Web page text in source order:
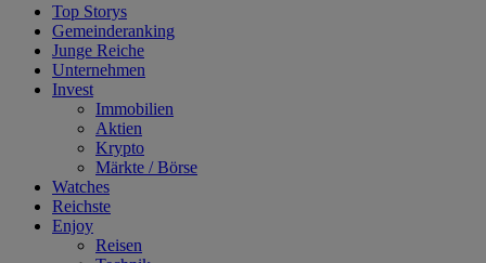
Top Storys
Gemeinderanking
Junge Reiche
Unternehmen
Invest
Immobilien
Aktien
Krypto
Märkte / Börse
Watches
Reichste
Enjoy
Reisen